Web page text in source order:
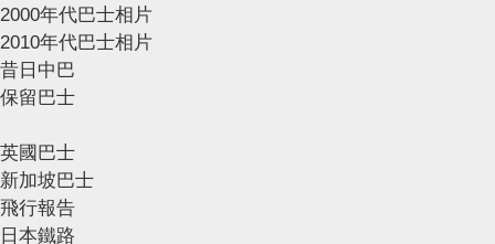
2000年代巴士相片
2010年代巴士相片
昔日中巴
保留巴士
英國巴士
新加坡巴士
飛行報告
日本鐵路